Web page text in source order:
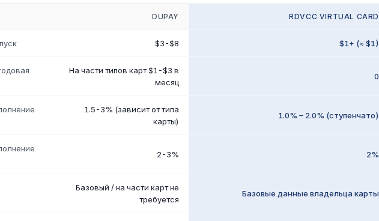
DUPAY RDVCC VIRTUAL CARD
$3-$8 $1+ (≈ $1)
На части типов карт $1-$3 в
месяц
0
1.5-3% (зависит от типа
карты)
1.0% – 2.0% (ступенчато)
2-3% 2%
Базовый / на части карт не
требуется
Базовые данные владельца карты